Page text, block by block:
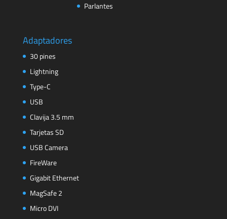
Parlantes
Adaptadores
30 pines
Lightning
Type-C
USB
Clavija 3.5 mm
Tarjetas SD
USB Camera
FireWare
Gigabit Ethernet
MagSafe 2
Micro DVI